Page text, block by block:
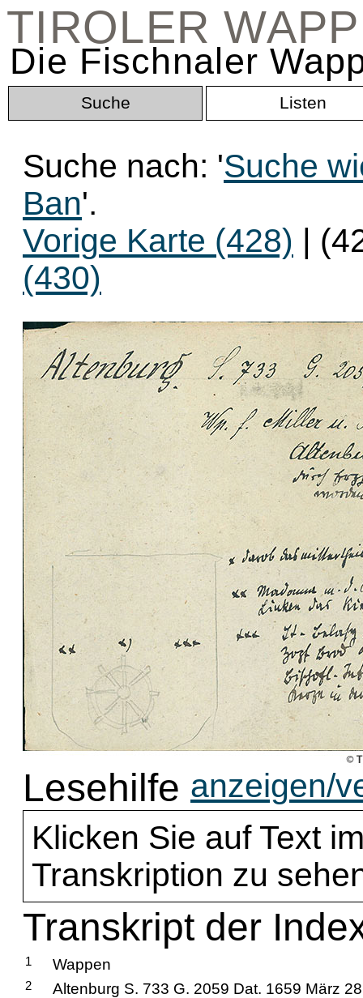
TIROLER
Die Fischnaler
Suche Listen
Suche nach: 'Suche
Ban'.
Vorige Karte (428) |
(430)
Lesehilfe anzeigen/
Klicken Sie auf Text
Transkription zu
Transkript der
1 Wappen
2 Altenburg S. 733 G. 2059 Dat. 1659 März